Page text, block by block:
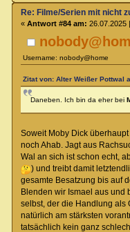
Username: nobody@home
Re: Filme/Serien mit nicht
« Antwort #84 am: 26.07.2025
Zitat von: Alter Weißer Pottwal
Daneben. Ich bin da eher bei
Soweit Moby Dick
noch Ahab. Jagt aus
Wal an sich ist schon echt,
) und treibt damit
gesamte Besatzung bis auf
Blenden wir Ismael aus und
selbst, der die Handlung als
natürlich am stärksten
tatsächlich kein ganz